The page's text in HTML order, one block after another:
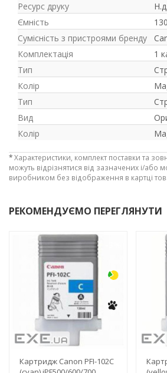
Ресурс друку
Н.д.
Ємність
Сумісність з пристроями бренду
Комплектація
1
Тип
Колір
Тип
Вид
Колір
*Характеристики, комплект поставки та
можуть відрізнятися від зазначених і/або
виробником без відображення в картці
РЕКОМЕНДУЄМО ПЕРЕГЛЯНУТИ
Картридж Canon PFI-102C